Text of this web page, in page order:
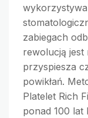
zabiegach
rewolucją jest
przyspiesza
powikłań.
Platelet Rich
ponad 100